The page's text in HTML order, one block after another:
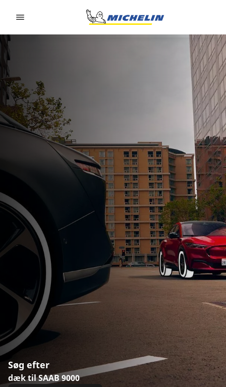
Søg efter
dæk til SAAB 9000